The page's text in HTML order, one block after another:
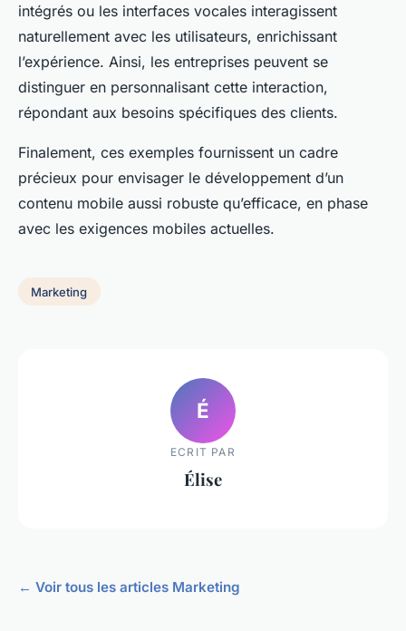
intégrés ou les interfaces vocales interagissent
naturellement avec les utilisateurs, enrichissant
l’expérience. Ainsi, les entreprises peuvent se
distinguer en personnalisant cette interaction,
répondant aux besoins spécifiques des clients.
Finalement, ces exemples fournissent un cadre
précieux pour envisager le développement d’un
contenu mobile aussi robuste qu’efficace, en phase
avec les exigences mobiles actuelles.
Marketing
É
ECRIT PAR
Élise
← Voir tous les articles Marketing